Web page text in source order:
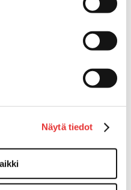
Näytä tiedot
2025